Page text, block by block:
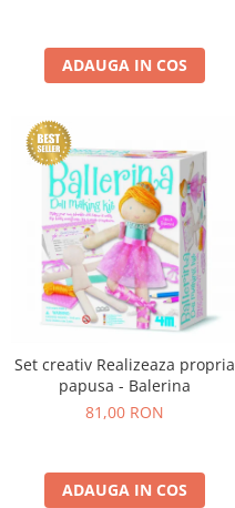
ADAUGA IN COS
Set creativ Realizeaza propria
papusa - Balerina
81,00 RON
ADAUGA IN COS